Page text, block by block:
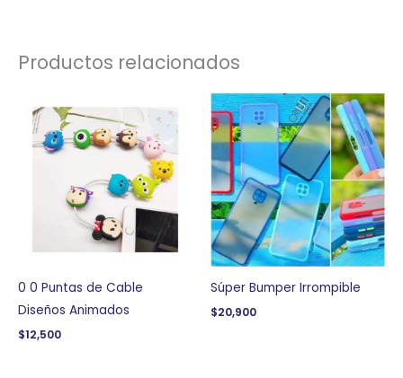
Productos relacionados
0 0 Puntas de Cable
Diseños Animados
$12,500
Súper Bumper Irrompible
$20,900